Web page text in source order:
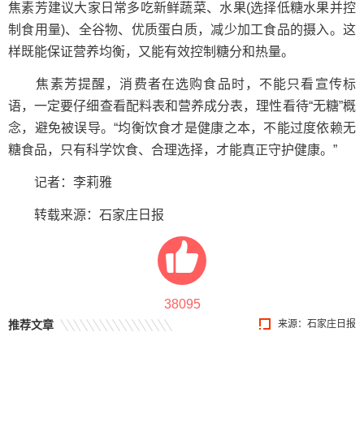
焦素芳建议大家日常多吃新鲜蔬菜、水果(选择低糖水果并控
制食用量)、全谷物、优质蛋白质，减少加工食品的摄入。这
样既能保证营养均衡，又能有效控制糖分和热量。
焦素芳提醒，消费者在选购食品时，不能只看宣传标
语，一定要仔细查看配料表和营养成分表，理性看待“无糖”概
念，避免被误导。“均衡饮食才是健康之本，不能过度依赖无
糖食品，只有科学饮食、合理选择，才能真正守护健康。”
记者：李莉雅
转载来源：石家庄日报
38095
来源：石家庄日报
推荐文章